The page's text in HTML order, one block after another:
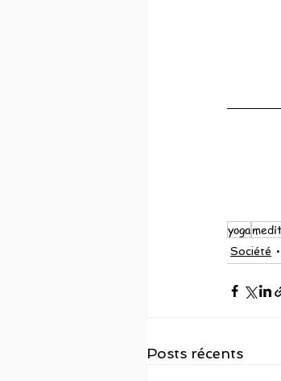
yoga
Société
Posts récents